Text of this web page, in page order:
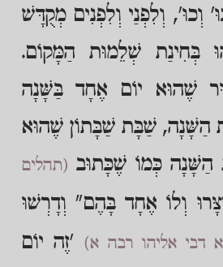
וְכוּ', וְלִפְנַי וְלִפְנִים מְקֻדָּשׁ
בְּחִינַת שְׁלֵמוּת הַמָּקוֹם.
שֶׁהוּא יוֹם אֶחָד בַּשָּׁנָה
הַשָּׁנָה, שַׁבָּת שַׁבָּתוֹן שֶׁהוּא
הַשָּׁנָה כְּמוֹ שֶׁכָּתוּב (תהלים
וְלוֹ אֶחָד בָּהֶם" וְדָרְשׁוּ
דבי אליהו רבה א) 'זֶה יוֹם